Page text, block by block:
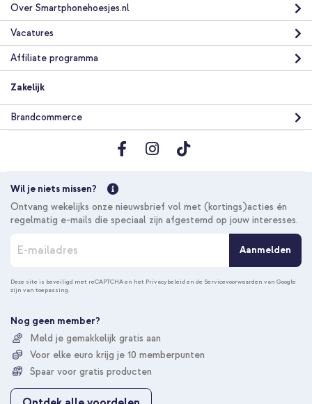
Over Smartphonehoesjes.nl
Vacatures
Affiliate programma
Zakelijk
Brandcommerce
Wil je niets missen?
Ontvang wekelijks onze nieuwsbrief vol met (kortings)acties én
regelmatig e-mails die speciaal zijn afgestemd op jouw interesses.
n
n
e
u
o
p
Aanmelden
Deze site is beveiligd met reCAPTCHA en het Privacybeleid en de Servicevoorwaarden van Google
zijn van toepassing.
Nog geen member?
Meld je gemakkelijk gratis aan
Voor elke euro krijg je 10 memberpunten
Spaar voor gratis producten